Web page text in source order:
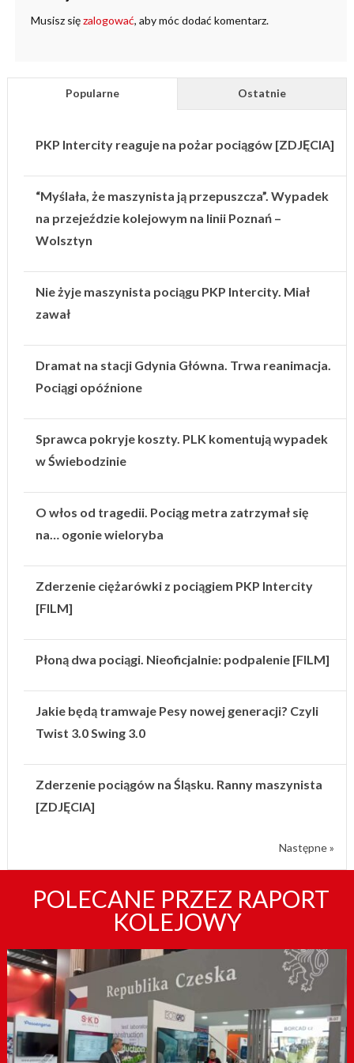
Musisz sięzalogować, aby móc dodać komentarz.
Popularne Ostatnie
PKP Intercity reaguje na pożar pociągów [ZDJĘCIA]
“Myślała, że maszynista ją przepuszcza”. Wypadek
na przejeździe kolejowym na linii Poznań –
Wolsztyn
Nie żyje maszynista pociągu PKP Intercity. Miał
zawał
Dramat na stacji Gdynia Główna. Trwa reanimacja.
Pociągi opóźnione
Sprawca pokryje koszty. PLK komentują wypadek
w Świebodzinie
O włos od tragedii. Pociąg metra zatrzymał się
na… ogonie wieloryba
Zderzenie ciężarówki z pociągiem PKP Intercity
[FILM]
Płoną dwa pociągi. Nieoficjalnie: podpalenie [FILM]
Jakie będą tramwaje Pesy nowej generacji? Czyli
Twist 3.0 Swing 3.0
Zderzenie pociągów na Śląsku. Ranny maszynista
[ZDJĘCIA]
Następne »
POLECANE PRZEZ RAPORT
KOLEJOWY